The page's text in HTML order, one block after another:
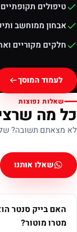
טיפולים
אבחון ממוחשב
חלקים מקוריים
לעמוד המוסך
שאלות נפוצות
כל מה
לא מצאתם תשובה?
שאלו אותנו
האם בייק סנטר
מטרו מוטור?